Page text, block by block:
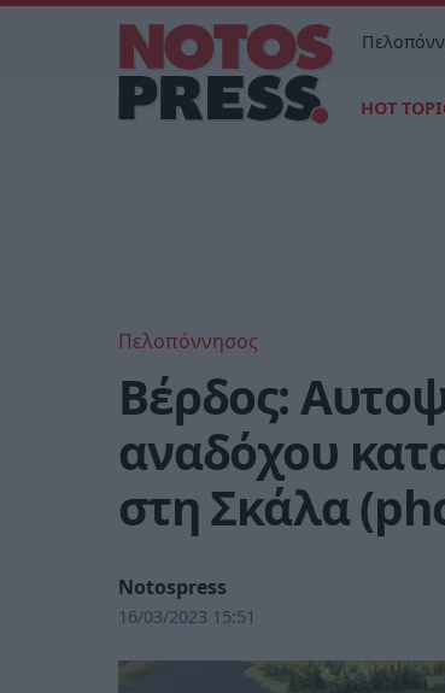
HOT
Πελοπόννησος
Βέρδος:
αναδόχου
στη Σκάλα
Notospress
16/03/2023 15:51